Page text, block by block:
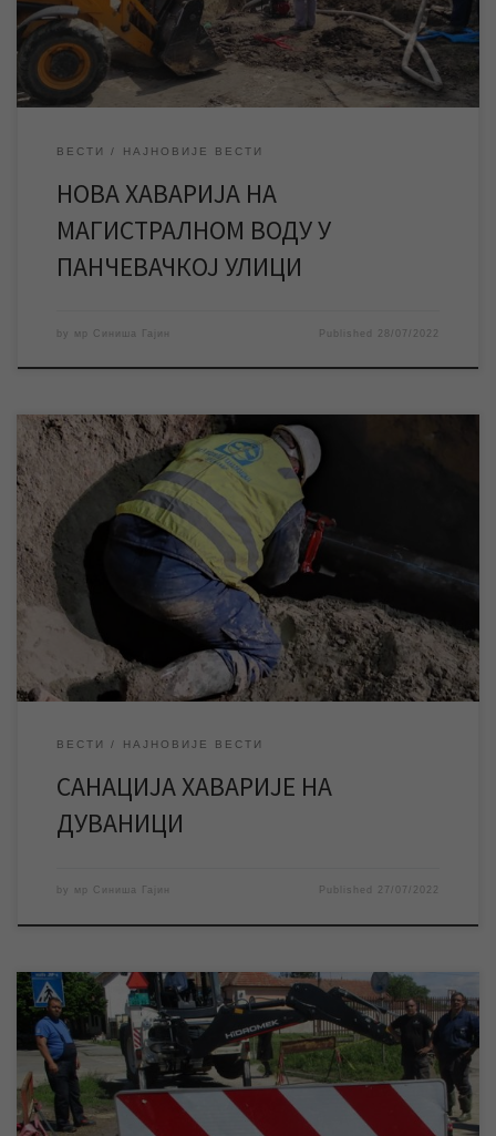
насеља Шећерана. […]
ВЕСТИ НАЈНОВИЈЕ ВЕСТИ
НОВА ХАВАРИЈА НА
МАГИСТРАЛНОМ ВОДУ У
ПАНЧЕВАЧКОЈ УЛИЦИ
by мр Синиша Гајин Published 28/07/2022
У току је санација хаварије већег обима на водоводној мрежи
у улици Елемирски ред на Дуваници, због чега је ово насеље
тренутно без воде. Тренутне процене су да ће квар бити
саниран до 23 часа. Екипе ЈКП „Водовод и канализација“
Зрењанин раде на санацији хаварије већег обима на
водоводној мрежи […]
ВЕСТИ НАЈНОВИЈЕ ВЕСТИ
САНАЦИЈА ХАВАРИЈЕ НА
ДУВАНИЦИ
by мр Синиша Гајин Published 27/07/2022
Екипе ЈКП „Водовод и канализација“ више часова раде на
отклањању хаварије већег обима на магистралном воду
водоводне мреже у Панчевачкој улици. Тренутно без воде
неколико улица и индустријске зоне Југоисток 1 и 2, а до пада